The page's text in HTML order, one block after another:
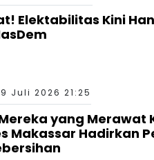
Elektabilitas Kini
Juli 2026 21:25
yang Merawat
Makassar Hadirkan